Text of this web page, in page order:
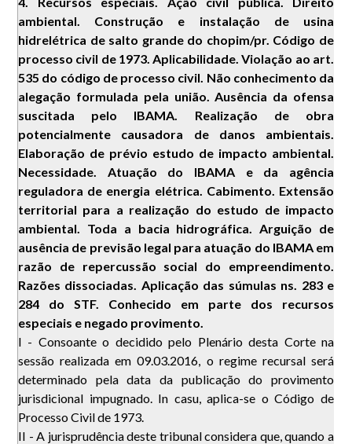
ambiental. Construção e instalação de usina
hidrelétrica de salto grande do chopim/pr. Código de
processo civil de 1973. Aplicabilidade. Violação ao art.
535 do código de processo civil. Não conhecimento da
alegação formulada pela união. Ausência da ofensa
suscitada pelo IBAMA. Realização de obra
potencialmente causadora de danos ambientais.
Elaboração de prévio estudo de impacto ambiental.
Necessidade. Atuação do IBAMA e da agência
reguladora de energia elétrica. Cabimento. Extensão
territorial para a realização do estudo de impacto
ambiental. Toda a bacia hidrográfica. Arguição de
ausência de previsão legal para atuação do IBAMA em
razão de repercussão social do empreendimento.
Razões dissociadas. Aplicação das súmulas ns. 283 e
284 do STF. Conhecido em parte dos recursos
especiais e negado provimento.
I - Consoante o decidido pelo Plenário desta Corte na
sessão realizada em 09.03.2016, o regime recursal será
determinado pela data da publicação do provimento
jurisdicional impugnado. In casu, aplica-se o Código de
Processo Civil de 1973.
II - A jurisprudência deste tribunal considera que, quando a